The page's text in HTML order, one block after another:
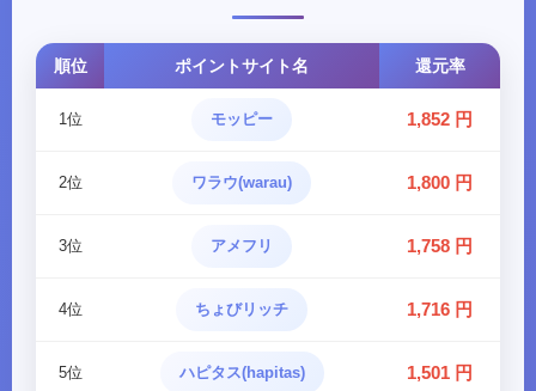
順位 ポイントサイト名 還元率
1位 モッピー 1,852 円
2位 ワラウ(warau) 1,800 円
3位 アメフリ 1,758 円
4位 ちょびリッチ 1,716 円
5位 ハピタス(hapitas) 1,501 円